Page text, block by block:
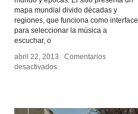
mapa mundial divido décadas y
regiones, que funciona como interface
para seleccionar la música a
escuchar, o
abril 22, 2013 / Comentarios
desactivadosen
abril 22, 2013 / Comentarios
desactivadosen